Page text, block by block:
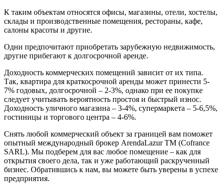
К таким объектам относятся офисы, магазины, отели, хостелы,
склады и производственные помещения, рестораны, кафе,
салоны красоты и другие.
Одни предпочитают приобретать зарубежную недвижимость,
другие прибегают к долгосрочной аренде.
Доходность коммерческих помещений зависит от их типа.
Так, квартира для краткосрочной аренды может принести 5-
7% годовых, долгосрочной – 2-3%, однако при ее покупке
следует учитывать вероятность простоя и быстрый износ.
Доходность уличного магазина – 3-4%, супермаркета – 5-6,5%,
гостиницы и торгового центра – 4-6%.
Снять любой коммерческий объект за границей вам поможет
опытный международный брокер ArendaLazur TM (Cofrance
SARL). Мы подберем для вас любое помещение – как для
открытия своего дела, так и уже работающий раскрученный
бизнес. Обратившись к нам, вы можете быть уверены в успехе
предприятия.